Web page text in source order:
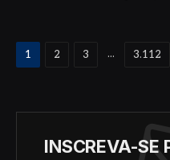
1 2 3 ... 3.112
INSCREVA-SE